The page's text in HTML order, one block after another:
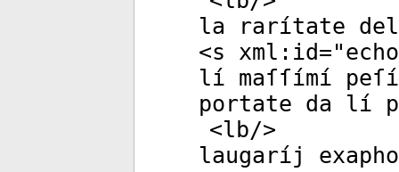
la rarítate del
<s xml:id="
lí maſſímí
portate da lí
<lb/>
laugaríj